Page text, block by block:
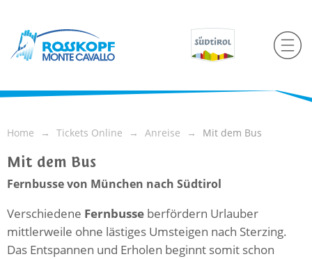
Home Tickets Online Anreise Mit dem Bus
Mit dem Bus
Fernbusse von München nach Südtirol
Verschiedene Fernbusse berfördern Urlauber
mittlerweile ohne lästiges Umsteigen nach Sterzing.
Das Entspannen und Erholen beginnt somit schon